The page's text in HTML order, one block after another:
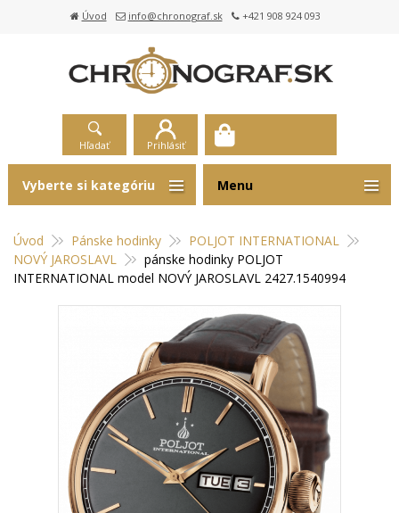
Úvod info@chronograf.sk +421 908 924 093
Hľadať Prihlásiť
Úvod Pánske hodinky
POLJOT INTERNATIONAL
NOVÝ JAROSLAVL
pánske hodinky POLJOT
INTERNATIONAL model NOVÝ JAROSLAVL 2427.1540994
Vyberte si kategóriu Menu